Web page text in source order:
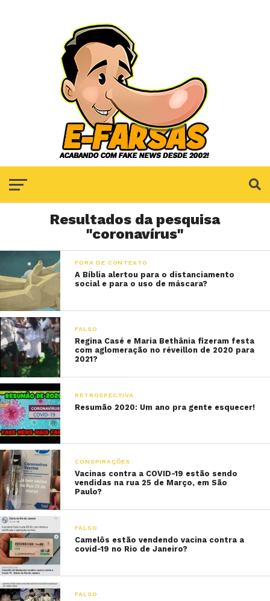
Resultados da pesquisa
"coronavírus"
FORA DE CONTEXTO
A Bíblia alertou para o distanciamento
social e para o uso de máscara?
FALSO
Regina Casé e Maria Bethânia fizeram festa
com aglomeração no réveillon de 2020 para
2021?
RETROSPECTIVA
Resumão 2020: Um ano pra gente esquecer!
CONSPIRAÇÕES
Vacinas contra a COVID-19 estão sendo
vendidas na rua 25 de Março, em São
Paulo?
FALSO
Camelôs estão vendendo vacina contra a
covid-19 no Rio de Janeiro?
FALSO